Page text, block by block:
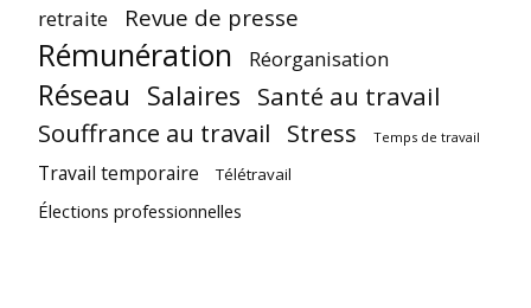
retraite Revue de presse
Rémunération Réorganisation
Réseau Salaires Santé au travail
Souffrance au travail Stress Temps de travail
Travail temporaire Télétravail
Élections professionnelles